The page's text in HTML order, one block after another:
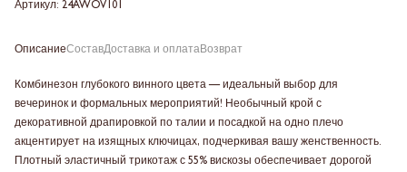
Артикул: 24AWOV101
ОписаниеСоставДоставка и оплатаВозврат
Комбинезон глубокого винного цвета — идеальный выбор для
вечеринок и формальных мероприятий! Необычный крой с
декоративной драпировкой по талии и посадкой на одно плечо
акцентирует на изящных ключицах, подчеркивая вашу женственность.
Плотный эластичный трикотаж с 55% вискозы обеспечивает дорогой